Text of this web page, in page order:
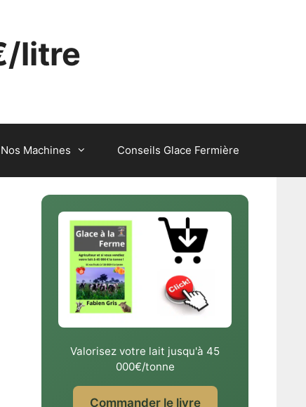
litre
Nos Machines Conseils Glace Fermière
Valorisez votre lait jusqu'à 45
000€/tonne
Commander le livre